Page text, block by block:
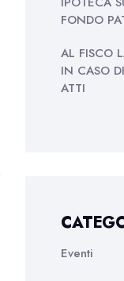
FONDO
AL FISCO
IN CASO
ATTI
Eventi